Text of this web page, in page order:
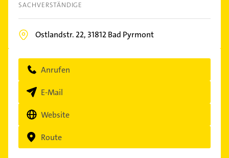
SACHVERSTÄNDIGE
Ostlandstr. 22, 31812Bad Pyrmont
Anrufen
E-Mail
Website
Route